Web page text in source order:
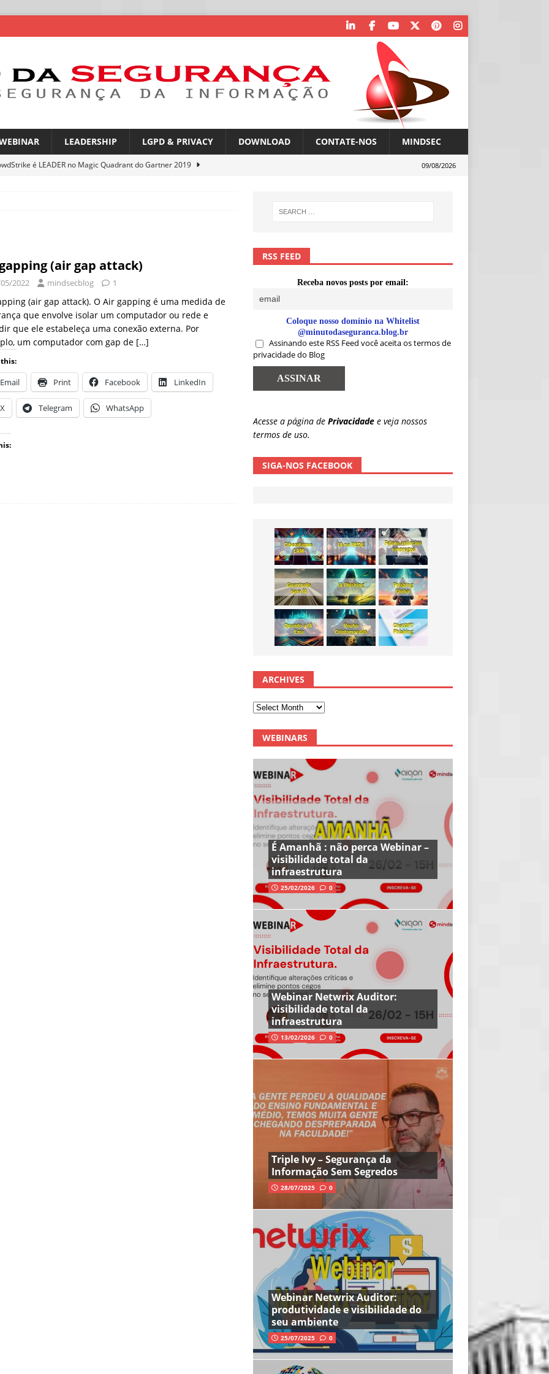
LEADERSHIP LGPD & PRIVACY DOWNLOAD CONTATE-NOS MINDSEC
é LEADER no Magic Quadrant do Gartner 2019
promessas de emprego na Meta, Disney, Coca-Cola e Spotify
guardrails, a autonomia da IA se torna um risco
NOTÍCIAS
taxa de sucesso de phishing para 54%
09/08/2026
(air gap attack)
2022 mindsecblog 1
(air gap attack). O Air gapping é uma medida de
que envolve isolar um computador ou rede e
que ele estabeleça uma conexão externa. Por
um computador com gap de […]
Email Print Facebook LinkedIn
X Telegram WhatsApp
RSS FEED
Receba novos posts por email:
Coloque nosso domínio na Whitelist
@minutodaseguranca.blog.br
Assinando este RSS Feed você aceita os termos de
privacidade do Blog
Acesse a página de Privacidade e veja nossos
termos de uso.
SIGA-NOS FACEBOOK
ARCHIVES
WEBINARS
É Amanhã : não perca Webinar –
visibilidade total da
infraestrutura
25/02/2026 0
Webinar Netwrix Auditor:
visibilidade total da
infraestrutura
13/02/2026 0
Triple Ivy – Segurança da
Informação Sem Segredos
28/07/2025 0
Webinar Netwrix Auditor:
produtividade e visibilidade do
seu ambiente
25/07/2025 0